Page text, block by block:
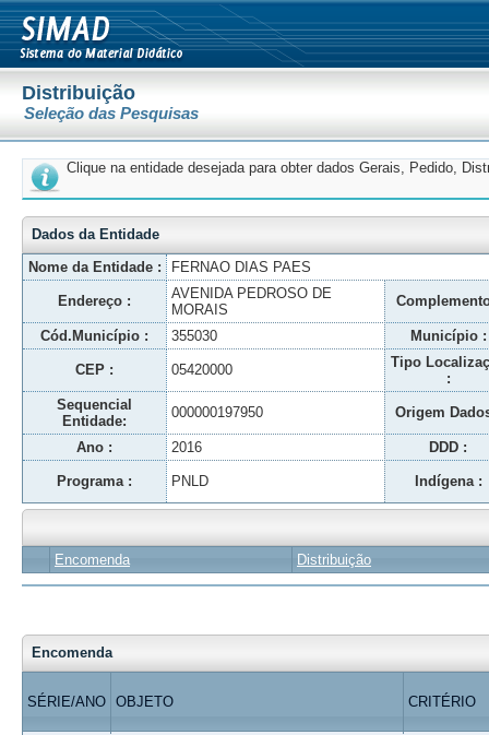
Distribuição
Seleção das Pesquisas
Clique na entidade desejada para obter dados Gerais, Pedido,
Dados da Entidade
Nome da Entidade :
FERNAO DIAS PAES
Endereço :
AVENIDA PEDROSO DE
MORAIS
Cód.Município : 355030 Município :
CEP : 05420000
Tipo
:
Sequencial
Entidade:
000000197950 Origem
Ano : 2016 DDD :
Programa : PNLD Indígena :
Encomenda Distribuição
Encomenda
SÉRIE/ANO OBJETO CRITÉRIO